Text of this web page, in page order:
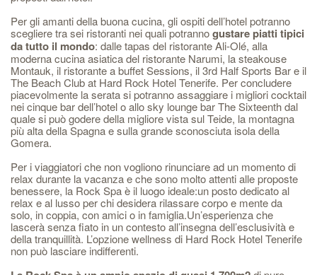
Per gli amanti della buona cucina, gli ospiti dell’hotel potranno
scegliere tra sei ristoranti nei quali potrannogustare piatti tipici
da tutto il mondo: dalle tapas del ristorante Ali-Olé, alla
moderna cucina asiatica del ristorante Narumi, la steakouse
Montauk, il ristorante a buffet Sessions, il 3rd Half Sports Bar e il
The Beach Club at Hard Rock Hotel Tenerife. Per concludere
piacevolmente la serata si potranno assaggiare i migliori cocktail
nei cinque bar dell’hotel o allo sky lounge bar The Sixteenth dal
quale si può godere della migliore vista sul Teide, la montagna
più alta della Spagna e sulla grande sconosciuta isola della
Gomera.
Per i viaggiatori che non vogliono rinunciare ad un momento di
relax durante la vacanza e che sono molto attenti alle proposte
benessere, la Rock Spa è il luogo ideale:un posto dedicato al
relax e al lusso per chi desidera rilassare corpo e mente da
solo, in coppia, con amici o in famiglia.Un’esperienza che
lascerà senza fiato in un contesto all’insegna dell’esclusività e
della tranquillità. L’opzione wellness di Hard Rock Hotel Tenerife
non può lasciare indifferenti.